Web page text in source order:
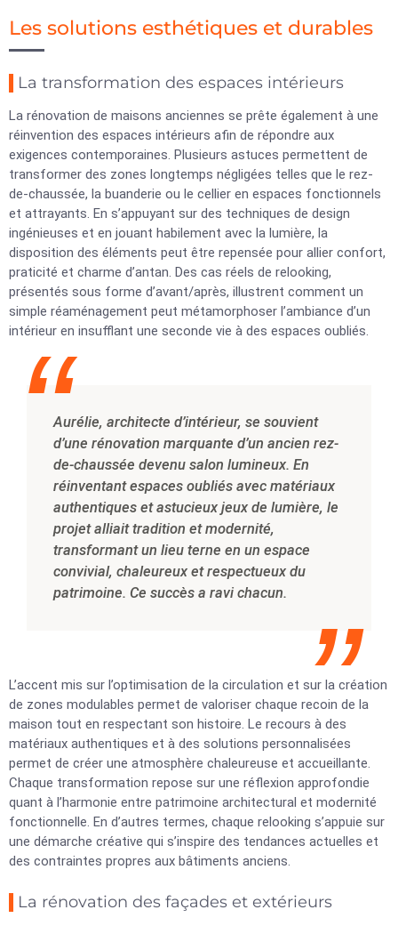
Les solutions esthétiques et durables
La transformation des espaces intérieurs
La rénovation de maisons anciennes se prête également à une
réinvention des espaces intérieurs afin de répondre aux
exigences contemporaines. Plusieurs astuces permettent de
transformer des zones longtemps négligées telles que le rez-
de-chaussée, la buanderie ou le cellier en espaces fonctionnels
et attrayants. En s’appuyant sur des techniques de design
ingénieuses et en jouant habilement avec la lumière, la
disposition des éléments peut être repensée pour allier confort,
praticité et charme d’antan. Des cas réels de relooking,
présentés sous forme d’avant/après, illustrent comment un
simple réaménagement peut métamorphoser l’ambiance d’un
intérieur en insufflant une seconde vie à des espaces oubliés.
Aurélie, architecte d’intérieur, se souvient
d’une rénovation marquante d’un ancien rez-
de-chaussée devenu salon lumineux. En
réinventant espaces oubliés avec matériaux
authentiques et astucieux jeux de lumière, le
projet alliait tradition et modernité,
transformant un lieu terne en un espace
convivial, chaleureux et respectueux du
patrimoine. Ce succès a ravi chacun.
L’accent mis sur l’optimisation de la circulation et sur la création
de zones modulables permet de valoriser chaque recoin de la
maison tout en respectant son histoire. Le recours à des
matériaux authentiques et à des solutions personnalisées
permet de créer une atmosphère chaleureuse et accueillante.
Chaque transformation repose sur une réflexion approfondie
quant à l’harmonie entre patrimoine architectural et modernité
fonctionnelle. En d’autres termes, chaque relooking s’appuie sur
une démarche créative qui s’inspire des tendances actuelles et
des contraintes propres aux bâtiments anciens.
La rénovation des façades et extérieurs